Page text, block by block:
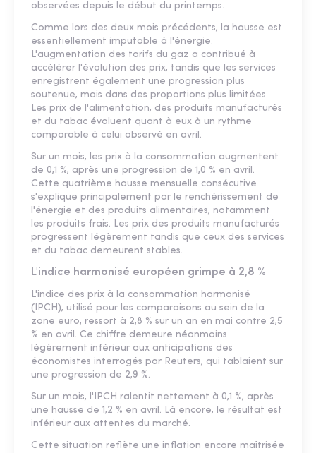
observées depuis le début du printemps.
Comme lors des deux mois précédents, la hausse est
essentiellement imputable à l'énergie.
L'augmentation des tarifs du gaz a contribué à
accélérer l'évolution des prix, tandis que les services
enregistrent également une progression plus
soutenue, mais dans des proportions plus limitées.
Les prix de l'alimentation, des produits manufacturés
et du tabac évoluent quant à eux à un rythme
comparable à celui observé en avril.
Sur un mois, les prix à la consommation augmentent
de 0,1 %, après une progression de 1,0 % en avril.
Cette quatrième hausse mensuelle consécutive
s'explique principalement par le renchérissement de
l'énergie et des produits alimentaires, notamment
les produits frais. Les prix des produits manufacturés
progressent légèrement tandis que ceux des services
et du tabac demeurent stables.
L'indice harmonisé européen grimpe à 2,8 %
L'indice des prix à la consommation harmonisé
(IPCH), utilisé pour les comparaisons au sein de la
zone euro, ressort à 2,8 % sur un an en mai contre 2,5
% en avril. Ce chiffre demeure néanmoins
légèrement inférieur aux anticipations des
économistes interrogés par Reuters, qui tablaient sur
une progression de 2,9 %.
Sur un mois, l'IPCH ralentit nettement à 0,1 %, après
une hausse de 1,2 % en avril. Là encore, le résultat est
inférieur aux attentes du marché.
Cette situation reflète une inflation encore maîtrisée